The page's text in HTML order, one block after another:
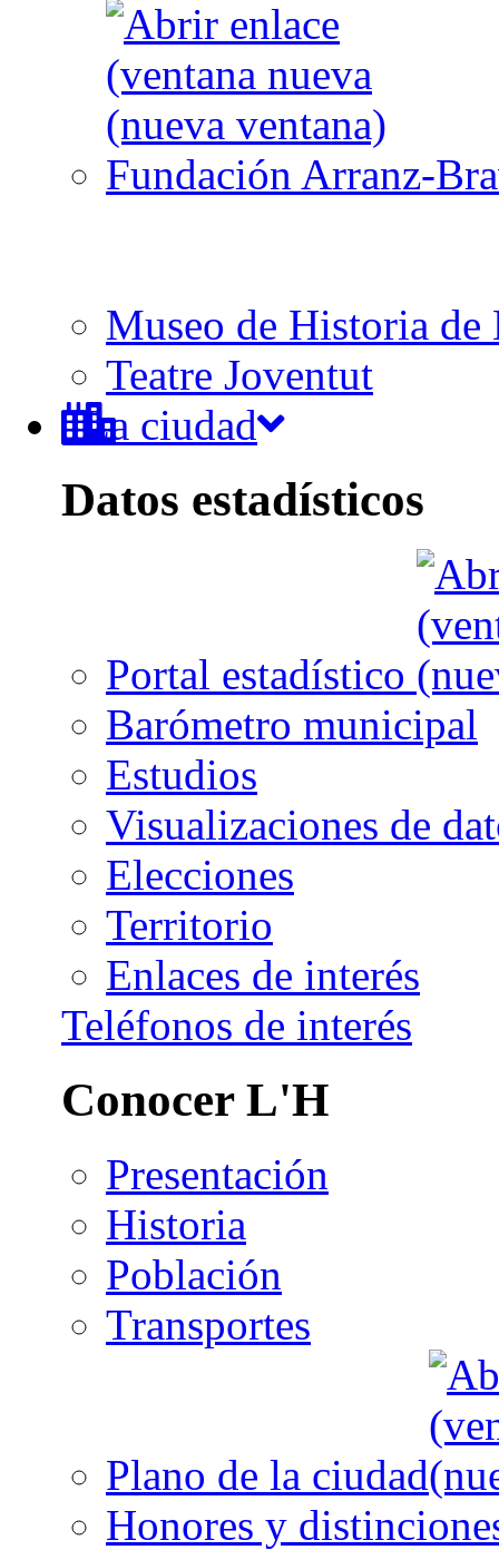
Fundación Arranz-
Museo de Historia de
Teatre Joventut
La ciudad
Datos estadísticos
Portal estadístico
Barómetro municipal
Estudios
Visualizaciones de
Elecciones
Territorio
Enlaces de interés
Teléfonos de interés
Conocer L'H
Presentación
Historia
Población
Transportes
Plano de la ciudad
Honores y